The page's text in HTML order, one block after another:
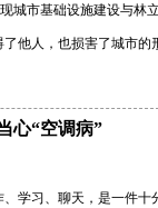
城市基础设施建设与
他人，也损害了城市
心“空调病”
学习、聊天，是一件